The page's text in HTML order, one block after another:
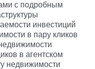
с подробным
инвестиций
в пару кликов
в агентском
недвижимости